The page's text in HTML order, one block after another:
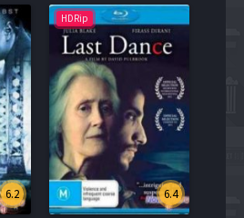
6.2
HDRip
6.4